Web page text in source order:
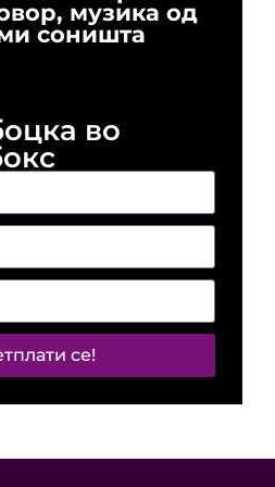
музика од
соништа
во
се!